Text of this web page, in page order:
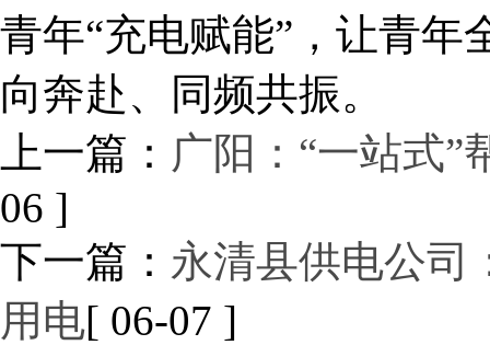
青年“充电赋能”，让青年
向奔赴、同频共振。
上一篇： 广阳：“一站式”
06 ]
下一篇： 永清县供电公司
用电[ 06-07 ]